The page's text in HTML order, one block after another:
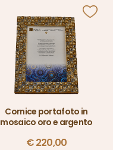
Cornice portafoto in
mosaico oro e argento
€220,00